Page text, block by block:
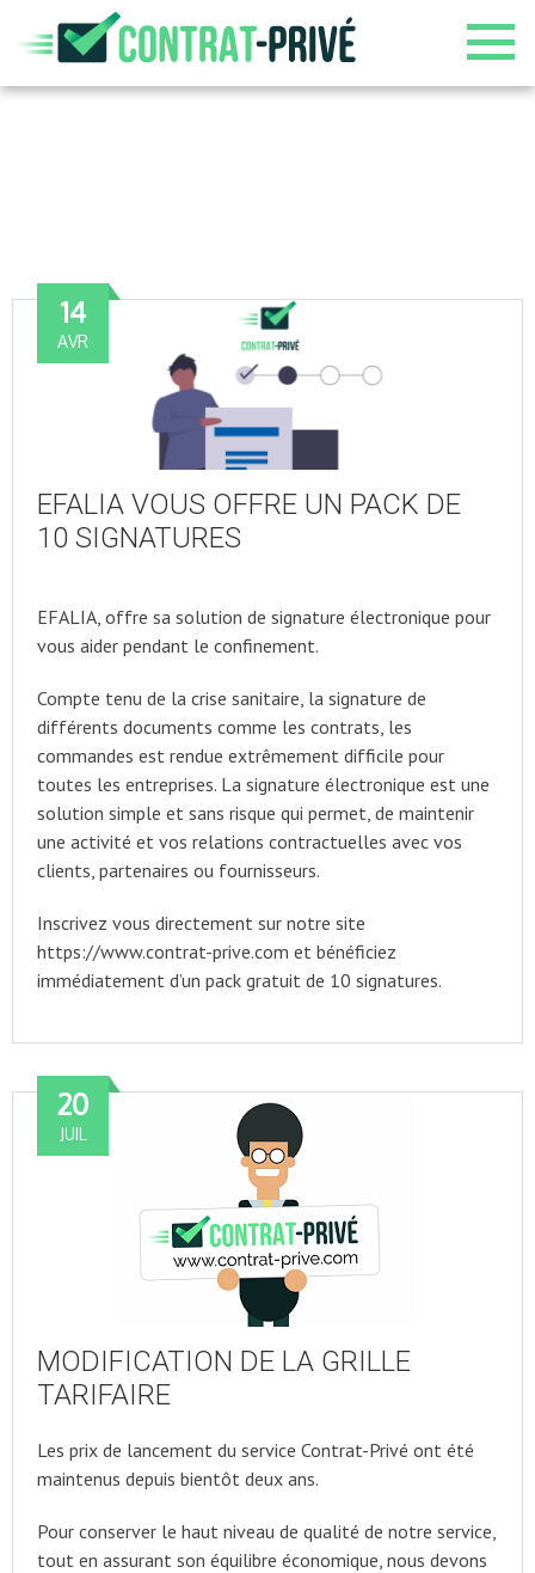
EFALIA VOUS OFFRE UN PACK DE
10 SIGNATURES
14
AVR
EFALIA, offre sa solution de signature électronique pour
vous aider pendant le confinement.
Compte tenu de la crise sanitaire, la signature de
différents documents comme les contrats, les
commandes est rendue extrêmement difficile pour
toutes les entreprises. La signature électronique est une
solution simple et sans risque qui permet, de maintenir
une activité et vos relations contractuelles avec vos
clients, partenaires ou fournisseurs.
Inscrivez vous directement sur notre site
https://www.contrat-prive.com et bénéficiez
immédiatement d’un pack gratuit de 10 signatures.
MODIFICATION DE LA GRILLE
TARIFAIRE
20
JUIL
Les prix de lancement du service Contrat-Privé ont été
maintenus depuis bientôt deux ans.
Pour conserver le haut niveau de qualité de notre service,
tout en assurant son équilibre économique, nous devons